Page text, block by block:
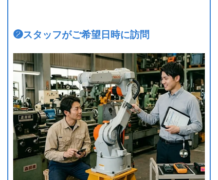
❷スタッフがご希望日時に訪問